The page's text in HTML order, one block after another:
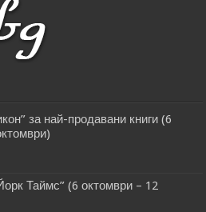
за най-продавани книги (6
Таймс” (6 октомври – 12